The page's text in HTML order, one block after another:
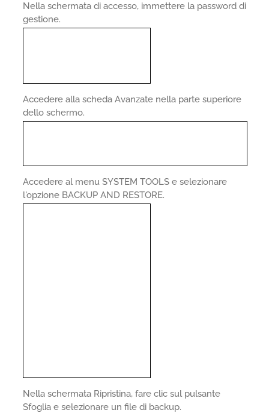
Nella schermata di accesso, immettere la password di
gestione.
Accedere alla scheda Avanzate nella parte superiore
dello schermo.
Accedere al menu SYSTEM TOOLS e selezionare
l'opzione BACKUP AND RESTORE.
Nella schermata Ripristina, fare clic sul pulsante
Sfoglia e selezionare un file di backup.